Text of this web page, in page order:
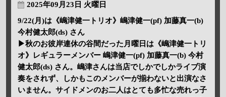
2025年09月23日 火曜日
9/22(月)は《嶋津健一トリオ》嶋津健一(pf) 加藤真一(b)
今村健太郎(ds) さん
▶秋のお彼岸連休の谷間だった月曜日は《嶋津健一トリ
オ》レギュラーメンバー 嶋津健一(pf) 加藤真一(b) 今村
健太郎(ds) さん。嶋津さんは当店でしかでしかライブ演
奏をされず、しかもこのメンバーが揃わないと出演なさ
いません。サイドメンのお二人はとても多忙な売れっ子